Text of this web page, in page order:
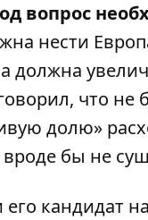
вопрос
нести
должна
что не
долю»
бы не
кандидат